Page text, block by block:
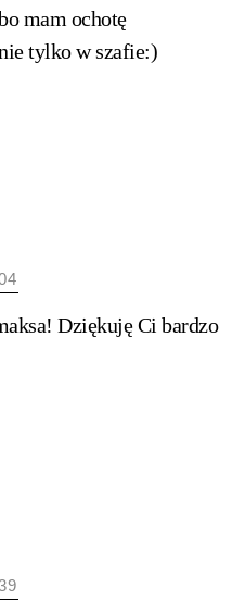
mam ochotę
tylko w szafie:)
Dziękuję Ci bardzo